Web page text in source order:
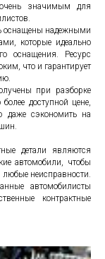
очень значимым для
оснащены надежными
которые идеально
оснащения. Ресурс
что и гарантирует
при разборке
доступной цене,
даже сэкономить на
детали являются
автомобили, чтобы
любые неисправности.
автомобилисты
контрактные